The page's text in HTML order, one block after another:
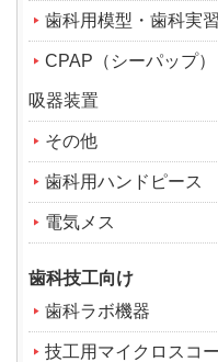
歯科用模型・歯科実
CPAP（シーパップ
吸器装置
その他
歯科用ハンドピース
電気メス
歯科技工向け
歯科ラボ機器
技工用マイクロスコ